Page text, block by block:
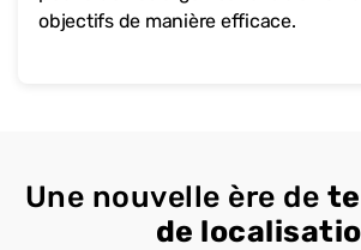
objectifs de manière efficace.
Une nouvelle ère de
de